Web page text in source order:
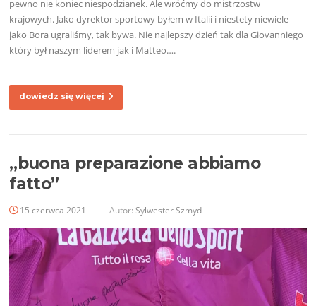
pewno nie koniec niespodzianek. Ale wróćmy do mistrzostw
krajowych. Jako dyrektor sportowy byłem w Italii i niestety niewiele
jako Bora ugraliśmy, tak bywa. Nie najlepszy dzień tak dla Giovanniego
który był naszym liderem jak i Matteo….
dowiedz się więcej
„buona preparazione abbiamo
fatto”
15 czerwca 2021 Autor:Sylwester Szmyd